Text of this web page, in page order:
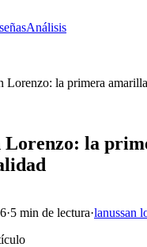
Análisis
Lorenzo: la primera
Lorenzo: la
·5 min de lectura·lanussan